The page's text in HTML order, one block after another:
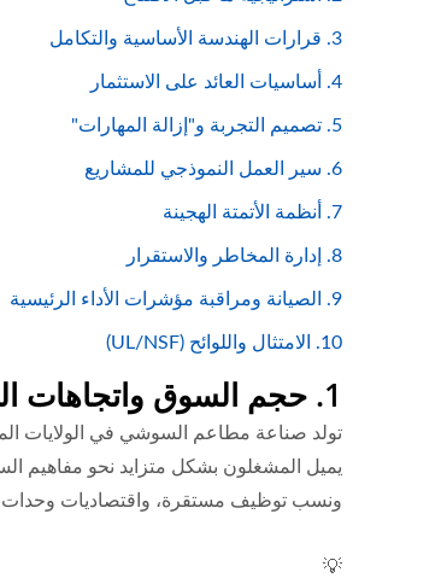
3. قرارات الهندسة الأساسية والتكامل
4. أساسيات العائد على الاستثمار
5. تصميم التجربة و"إزالة المهارات"
6. سير العمل النموذجي للمشاريع
7. أنظمة الأتمتة الهجينة
8. إدارة المخاطر والاستقرار
9. الصيانة ومراقبة مؤشرات الأداء الرئيسية
10. الامتثال واللوائح (UL/NSF)
1. حجم السوق واتجاهات النمو العالمية
يميل المشغلون بشكل متزايد نحو مفاهيم
ونسب توظيف مستقرة، واقتصاديات
💡